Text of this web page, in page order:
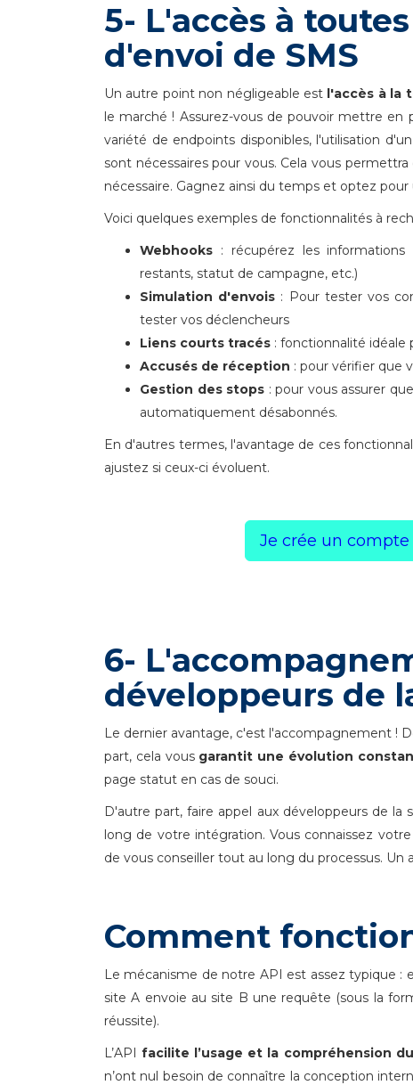
5- L'accès à
d'envoi de SMS
Un autre point non négligeable est l'accès à la
le marché ! Assurez-vous de pouvoir mettre en
variété de endpoints disponibles, l'utilisation
sont nécessaires pour vous. Cela vous
nécessaire. Gagnez ainsi du temps et optez
Voici quelques exemples de fonctionnalités à
Webhooks : récupérez les
restants, statut de campagne, etc.)
Simulation d'envois : Pour tester vos
tester vos déclencheurs
Liens courts tracés : fonctionnalité idéale
Accusés de réception : pour vérifier que
Gestion des stops : pour vous assurer
automatiquement désabonnés.
En d'autres termes, l'avantage de ces
ajustez si ceux-ci évoluent.
Je crée un compte
6-
développeurs de
Le dernier avantage, c'est l'accompagnement !
part, cela vous garantit une évolution
page statut en cas de souci.
D'autre part, faire appel aux développeurs de
long de votre intégration. Vous connaissez
de vous conseiller tout au long du processus.
Comment
Le mécanisme de notre API est assez typique :
site A envoie au site B une requête (sous la
réussite).
L’APIfacilite l’usage et la compréhension
n’ont nul besoin de connaître la conception